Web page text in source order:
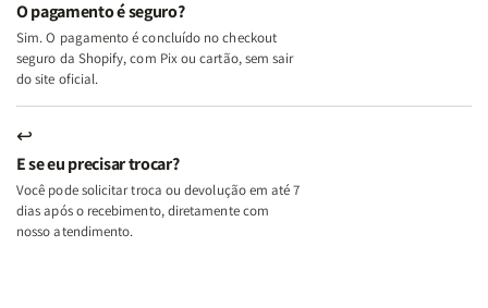
Lar
Lar
O pagamento é seguro?
Sim. O pagamento é concluído no checkout
seguro da Shopify, com Pix ou cartão, sem sair
do site oficial.
↩
E se eu precisar trocar?
Você pode solicitar troca ou devolução em até 7
dias após o recebimento, diretamente com
nosso atendimento.